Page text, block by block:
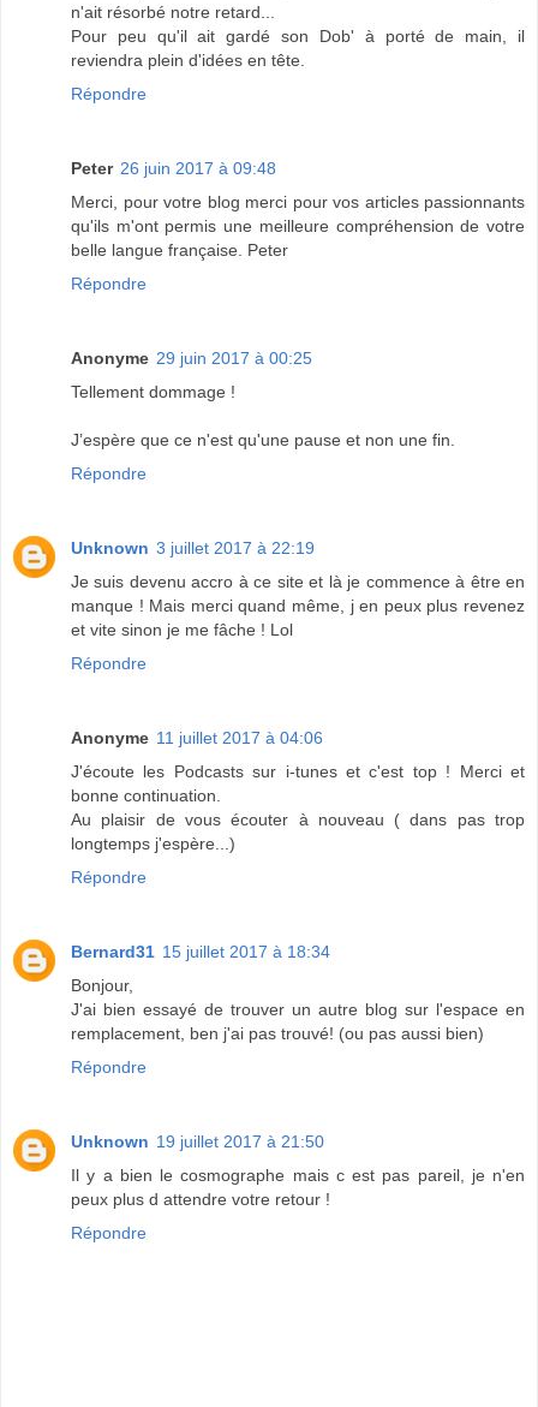
n'ait résorbé notre retard...
Pour peu qu'il ait gardé son Dob' à porté de main, il
reviendra plein d'idées en tête.
Répondre
Peter 26 juin 2017 à 09:48
Merci, pour votre blog merci pour vos articles passionnants
qu'ils m'ont permis une meilleure compréhension de votre
belle langue française. Peter
Répondre
Anonyme 29 juin 2017 à 00:25
Tellement dommage !
J’espère que ce n'est qu'une pause et non une fin.
Répondre
Unknown 3 juillet 2017 à 22:19
Je suis devenu accro à ce site et là je commence à être en
manque ! Mais merci quand même, j en peux plus revenez
et vite sinon je me fâche ! Lol
Répondre
Anonyme 11 juillet 2017 à 04:06
J'écoute les Podcasts sur i-tunes et c'est top ! Merci et
bonne continuation.
Au plaisir de vous écouter à nouveau ( dans pas trop
longtemps j'espère...)
Répondre
Bernard31 15 juillet 2017 à 18:34
Bonjour,
J'ai bien essayé de trouver un autre blog sur l'espace en
remplacement, ben j'ai pas trouvé! (ou pas aussi bien)
Répondre
Unknown 19 juillet 2017 à 21:50
Il y a bien le cosmographe mais c est pas pareil, je n'en
peux plus d attendre votre retour !
Répondre